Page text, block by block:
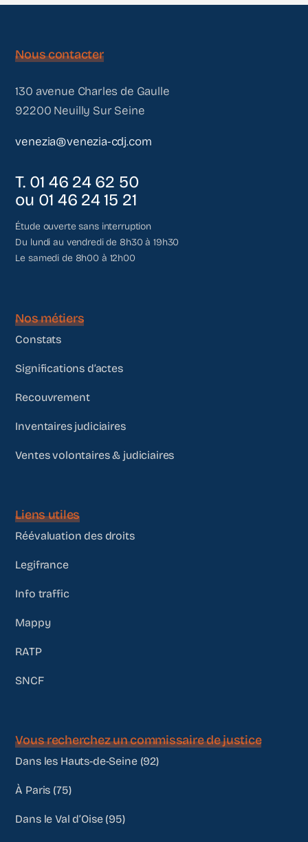
Nous contacter
130 avenue Charles de Gaulle
92200 Neuilly Sur Seine
venezia@venezia-cdj.com
T. 01 46 24 62 50
ou 01 46 24 15 21
Étude ouverte sans interruption
Du lundi au vendredi de 8h30 à 19h30
Le samedi de 8h00 à 12h00
Nos métiers
Constats
Significations d’actes
Recouvrement
Inventaires judiciaires
Ventes volontaires & judiciaires
Liens utiles
Réévaluation des droits
Legifrance
Info traffic
Mappy
RATP
SNCF
Vous recherchez un commissaire de justice
Dans les Hauts-de-Seine (92)
À Paris (75)
Dans le Val d’Oise (95)